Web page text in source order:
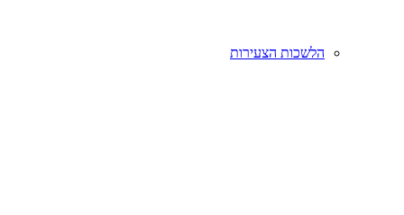
הלשכות הצעירות